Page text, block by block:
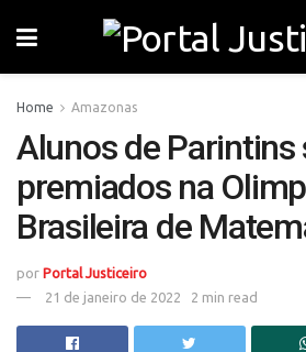
Home Amazonas
Alunos de Parintins
premiados na
Brasileira de
por Portal Justiceiro
21 de janeiro de 2022
2 min read